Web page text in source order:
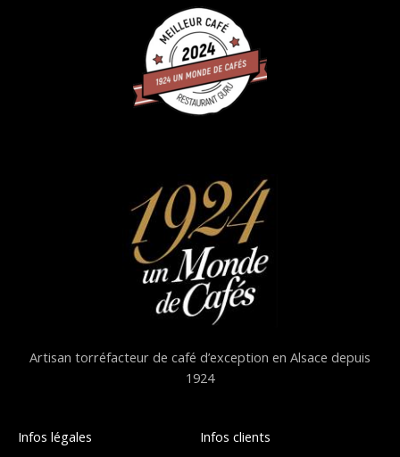
Artisan torréfacteur de café d’exception en Alsace depuis
1924
Infos légales Infos clients